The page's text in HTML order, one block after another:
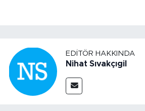
EDITÖR HAKKINDA
Nihat Sıvakçıgil